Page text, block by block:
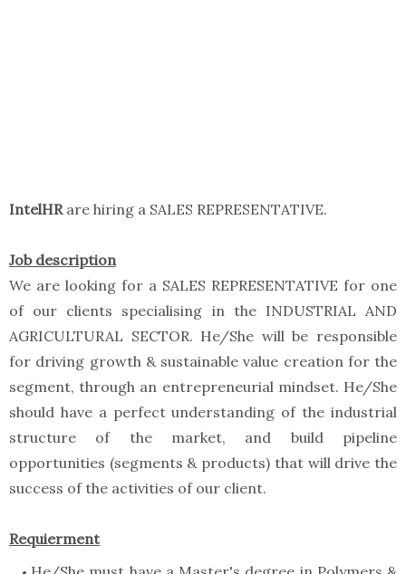
IntelHR are hiring a SALES REPRESENTATIVE.
Job description
We are looking for a SALES REPRESENTATIVE for one
of our clients specialising in the INDUSTRIAL AND
AGRICULTURAL SECTOR. He/She will be responsible
for driving growth & sustainable value creation for the
segment, through an entrepreneurial mindset. He/She
should have a perfect understanding of the industrial
structure of the market, and build pipeline
opportunities (segments & products) that will drive the
success of the activities of our client.
Requierment